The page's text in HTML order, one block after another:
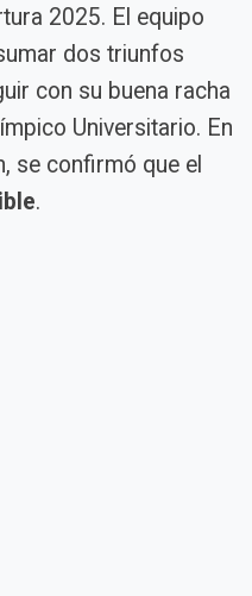
2025. El equipo
dos triunfos
con su buena racha
Universitario. En
se confirmó que el
.